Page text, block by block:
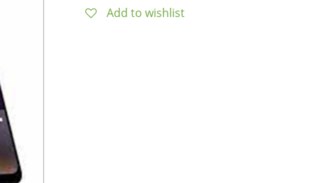
Add to wishlist